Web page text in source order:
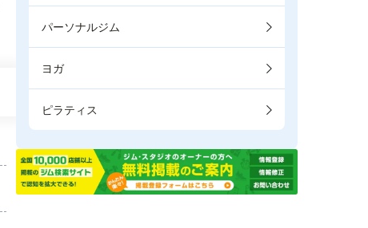
パーソナルジム
ヨガ
ピラティス